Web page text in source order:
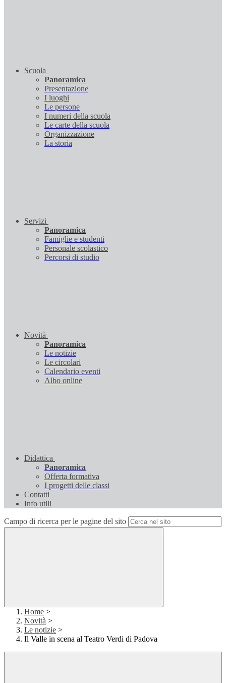
Scuola
Panoramica
Presentazione
I luoghi
Le persone
I numeri della scuola
Le carte della scuola
Organizzazione
La storia
Servizi
Panoramica
Famiglie e studenti
Personale scolastico
Percorsi di studio
Novità
Panoramica
Le notizie
Le circolari
Calendario eventi
Albo online
Didattica
Panoramica
Offerta formativa
I progetti delle classi
Contatti
Info utili
Campo di ricerca per le pagine del sito
Home >
Novità >
Le notizie >
Il Valle in scena al Teatro Verdi di Padova